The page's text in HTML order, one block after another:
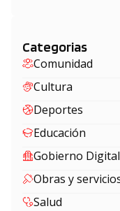
Categorias
Comunidad
Cultura
Deportes
Educación
Gobierno Digital
Obras y
Salud